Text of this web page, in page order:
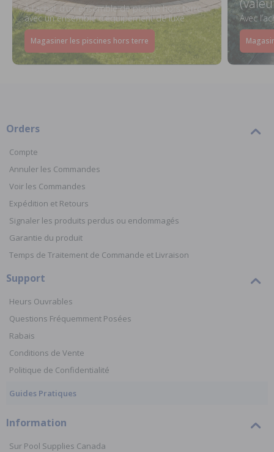
À l’achat d’un ensemble de piscine hors terre
avec un ensemble d’équipement de luxe
Magasiner les piscines hors terre
Avec
Orders
Compte
Annuler les Commandes
Voir les Commandes
Expédition et Retours
Signaler les produits perdus ou endommagés
Garantie du produit
Temps de Traitement de Commande et Livraison
Support
Heurs Ouvrables
Questions Fréquemment Posées
Rabais
Conditions de Vente
Politique de Confidentialité
Guides Pratiques
Information
Sur Pool Supplies Canada